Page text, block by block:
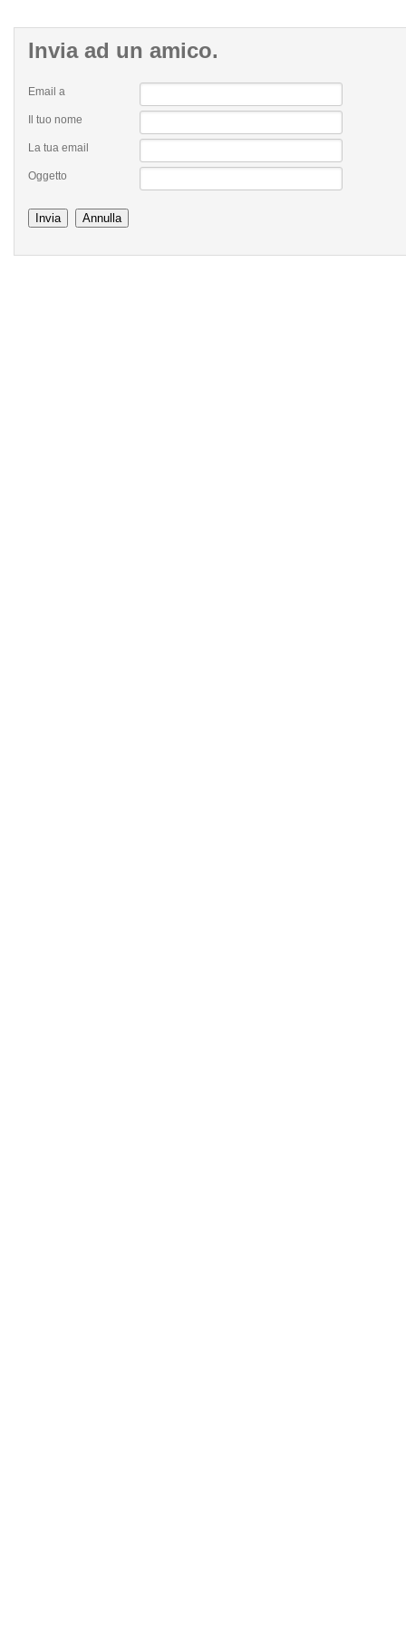
Inviaad un amico.
Email a
Il tuo nome
La tua email
Oggetto
Invia Annulla